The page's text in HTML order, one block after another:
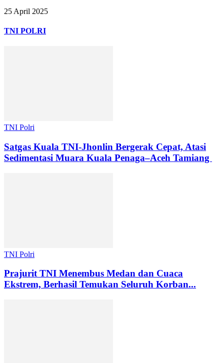
25 April 2025
TNI POLRI
TNI Polri
Satgas Kuala TNI-Jhonlin Bergerak Cepat, Atasi
Sedimentasi Muara Kuala Penaga–Aceh Tamiang
TNI Polri
Prajurit TNI Menembus Medan dan Cuaca
Ekstrem, Berhasil Temukan Seluruh Korban...